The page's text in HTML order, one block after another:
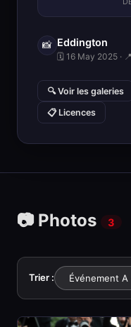
📸 Eddington
🗓 16 May 2025 ·
🔍 Voir les galeries
📋 Licences
📷 Photos 3
Trier :